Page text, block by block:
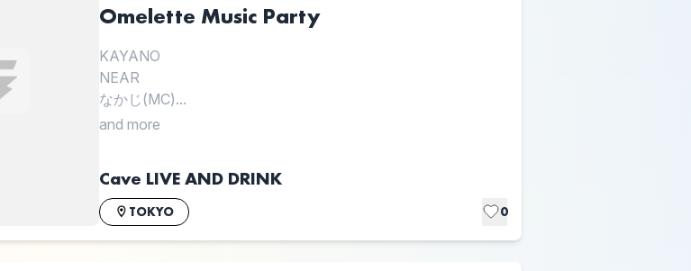
Omelette Music Party
KAYANO
NEAR
なかじ(MC)...
and more
Cave LIVE AND DRINK
TOKYO 0